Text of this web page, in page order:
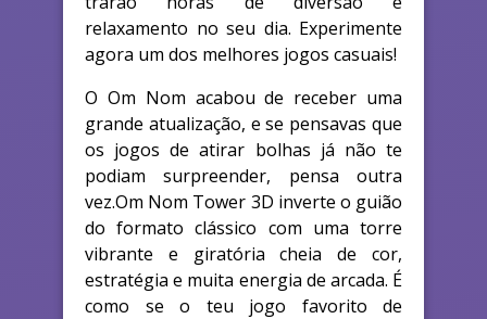
relaxamento no seu dia. Experimente
agora um dos melhores jogos casuais!
O Om Nom acabou de receber uma
grande atualização, e se pensavas que
os jogos de atirar bolhas já não te
podiam surpreender, pensa outra
vez.Om Nom Tower 3D inverte o guião
do formato clássico com uma torre
vibrante e giratória cheia de cor,
estratégia e muita energia de arcada. É
como se o teu jogo favorito de